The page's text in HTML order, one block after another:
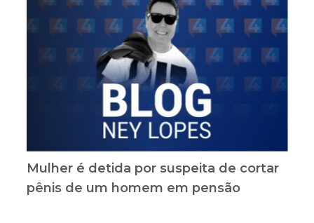
Mulher é detida por suspeita de cortar
pênis de um homem em pensão